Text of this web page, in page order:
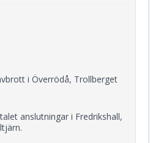
i Överrödå, Trollberget
anslutningar i Fredrikshall,